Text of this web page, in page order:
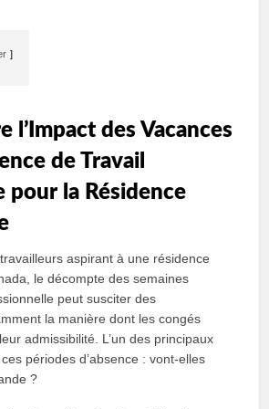
l’Impact des Vacances
de Travail
pour la Résidence
aspirant à une résidence
le décompte des semaines
peut susciter des
la manière dont les congés
admissibilité. L’un des principaux
périodes d’absence : vont-elles
?